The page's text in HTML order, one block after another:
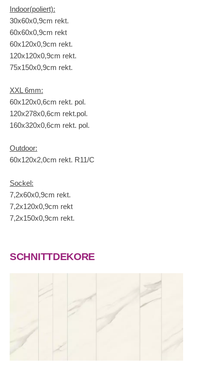
Indoor(poliert):
30x60x0,9cm rekt.
60x60x0,9cm rekt
60x120x0,9cm rekt.
120x120x0,9cm rekt.
75x150x0,9cm rekt.
XXL 6mm:
60x120x0,6cm rekt. pol.
120x278x0,6cm rekt.pol.
160x320x0,6cm rekt. pol.
Outdoor:
60x120x2,0cm rekt. R11/C
Sockel:
7,2x60x0,9cm rekt.
7,2x120x0,9cm rekt
7,2x150x0,9cm rekt.
SCHNITTDEKORE